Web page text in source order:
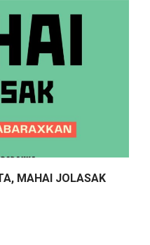
MAHAI JOLASAK